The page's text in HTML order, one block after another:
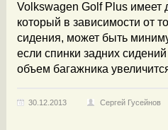
Volkswagen Golf Plus имеет
который в зависимости от
сидения, может быть
если спинки задних
объем багажника
30.12.2013 Сергей Гусейнов